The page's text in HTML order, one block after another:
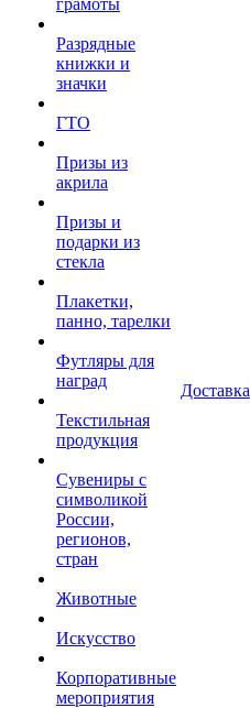
грамоты
Разрядные
книжки и
значки
ГТО
Призы из
акрила
Призы и
подарки из
стекла
Плакетки,
панно, тарелки
Футляры для
наград
Текстильная
продукция
Сувениры с
символикой
России,
регионов,
стран
Животные
Искусство
Корпоративные
мероприятия
Доставка